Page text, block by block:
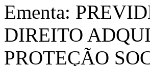
Ementa:
DIREITO
PROTEÇÃO